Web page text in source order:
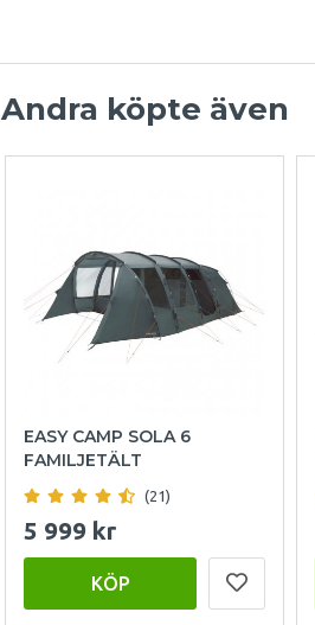
Andra köpte även
EASY CAMP SOLA 6
FAMILJETÄLT
(21)
5 999 kr
KÖP